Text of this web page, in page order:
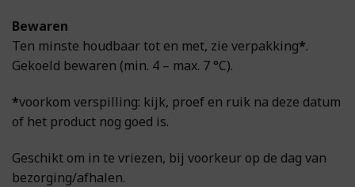
Bewaren
Ten minste houdbaar tot en met, zie verpakking*.
Gekoeld bewaren (min. 4 – max. 7 °C).
*voorkom verspilling: kijk, proef en ruik na deze datum
of het product nog goed is.
Geschikt om in te vriezen, bij voorkeur op de dag van
bezorging/afhalen.